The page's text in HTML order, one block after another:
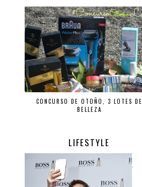
CONCURSO DE OTOÑO, 3 LOTES DE
BELLEZA
LIFESTYLE
.